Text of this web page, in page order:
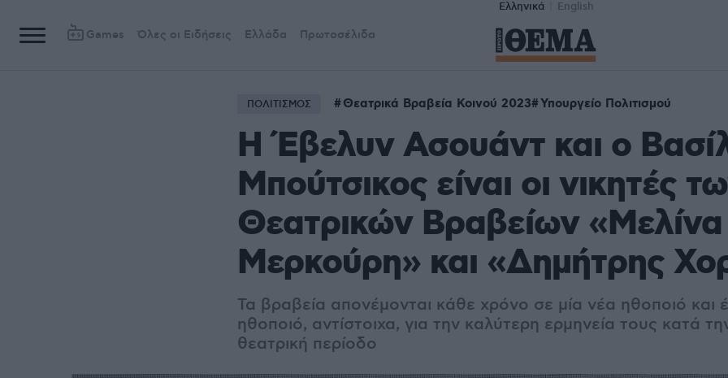
Ελληνικά English
Games Όλες οι Ειδήσεις Ελλάδα Πρωτοσέλιδα
ΠΟΛΙΤΙΣΜΟΣ Θεατρικά Βραβεία Κοινού 2023 Υπουργείο Πολιτισμού
Η Έβελυν Ασουάντ και ο
Μπούτσικος είναι οι νικητές
Θεατρικών Βραβείων «Μελίνα
Μερκούρη» και «Δημήτρης
Τα βραβεία απονέμονται κάθε χρόνο σε μία νέα ηθοποιό και
ηθοποιό, αντίστοιχα, για την καλύτερη ερμηνεία τους κατά
θεατρική περίοδο